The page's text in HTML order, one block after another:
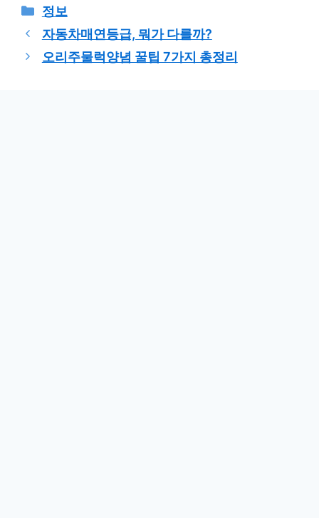
카
테
고
리
정보
자동차매연등급, 뭐가 다를까?
오리주물럭양념 꿀팁 7가지 총정리